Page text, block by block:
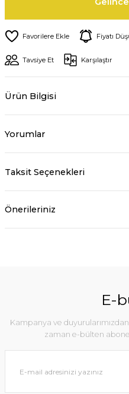
Fiyatı
Tavsiye Et Karşılaştır
Ürün Bilgisi
Yorumlar
Taksit Seçenekleri
Önerileriniz
E-
Kampanya ve
zaman e-bülten